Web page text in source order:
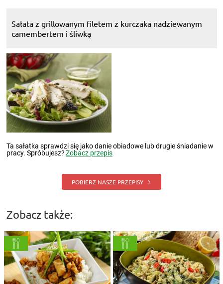
Sałata z grillowanym filetem z kurczaka nadziewanym
camembertem i śliwką
Ta sałatka sprawdzi się jako danie obiadowe lub drugie śniadanie w
pracy. Spróbujesz?Zobacz przepis
POBIERZ NASZE PRZEPISY
Zobacz także: